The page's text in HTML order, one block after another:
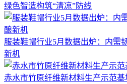
绿色智造构筑“清凉”防线
服装鞋帽行业5月数据出炉：内需
新机
赤水市竹原纤维新材料生产示范